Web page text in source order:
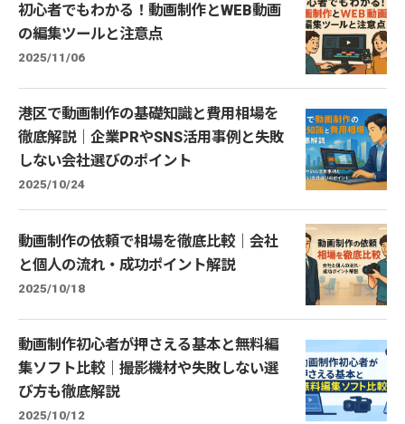
初心者でもわかる！動画制作とWEB動画
の編集ツールと注意点
2025/11/06
港区で動画制作の基礎知識と費用相場を
徹底解説｜企業PRやSNS活用事例と失敗
しない会社選びのポイント
2025/10/24
動画制作の依頼で相場を徹底比較｜会社
と個人の流れ・成功ポイント解説
2025/10/18
動画制作初心者が押さえる基本と無料編
集ソフト比較｜撮影機材や失敗しない選
び方も徹底解説
2025/10/12